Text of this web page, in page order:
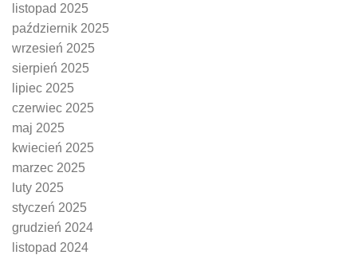
listopad 2025
październik 2025
wrzesień 2025
sierpień 2025
lipiec 2025
czerwiec 2025
maj 2025
kwiecień 2025
marzec 2025
luty 2025
styczeń 2025
grudzień 2024
listopad 2024